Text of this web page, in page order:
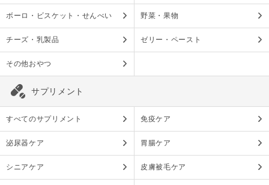
ボーロ・ビスケット・せんべい 野菜・果物
チーズ・乳製品 ゼリー・ペースト
その他おやつ
サプリメント
すべてのサプリメント 免疫ケア
泌尿器ケア 胃腸ケア
シニアケア 皮膚被毛ケア